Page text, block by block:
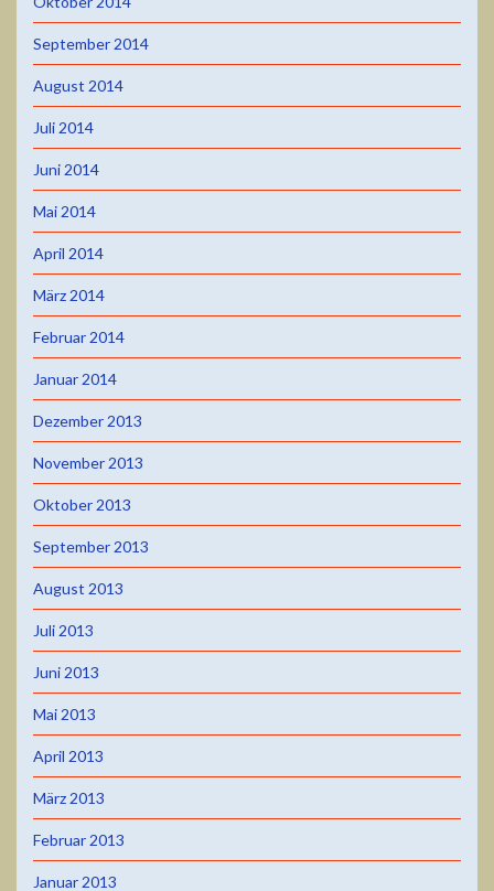
September 2014
August 2014
Juli 2014
Juni 2014
Mai 2014
April 2014
März 2014
Februar 2014
Januar 2014
Dezember 2013
November 2013
Oktober 2013
September 2013
August 2013
Juli 2013
Juni 2013
Mai 2013
April 2013
März 2013
Februar 2013
Januar 2013